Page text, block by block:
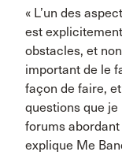
« L’un des
est
obstacles, et
important de le
façon de faire,
questions que je
forums
explique Me